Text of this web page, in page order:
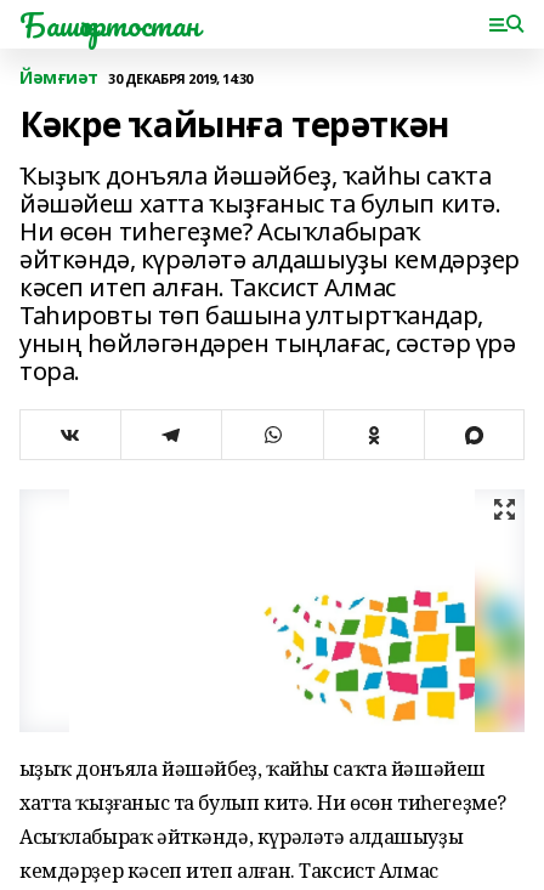
Башҡортостан
Йәмғиәт 30 ДЕКАБРЯ 2019, 14:30
Кәкре ҡайынға терәткән
Ҡыҙыҡ донъяла йәшәйбеҙ, ҡайһы саҡта
йәшәйеш хатта ҡыҙғаныс та булып китә.
Ни өсөн тиһегеҙме? Асыҡлабыраҡ
әйткәндә, күрәләтә алдашыуҙы кемдәрҙер
кәсеп итеп алған. Таксист Алмас
Таһировты төп башына ултыртҡандар,
уның һөйләгәндәрен тыңлағас, сәстәр үрә
тора.
Ҡыҙыҡ донъяла йәшәйбеҙ, ҡайһы саҡта йәшәйеш
хатта ҡыҙғаныс та булып китә. Ни өсөн тиһегеҙме?
Асыҡлабыраҡ әйткәндә, күрәләтә алдашыуҙы
кемдәрҙер кәсеп итеп алған. Таксист Алмас